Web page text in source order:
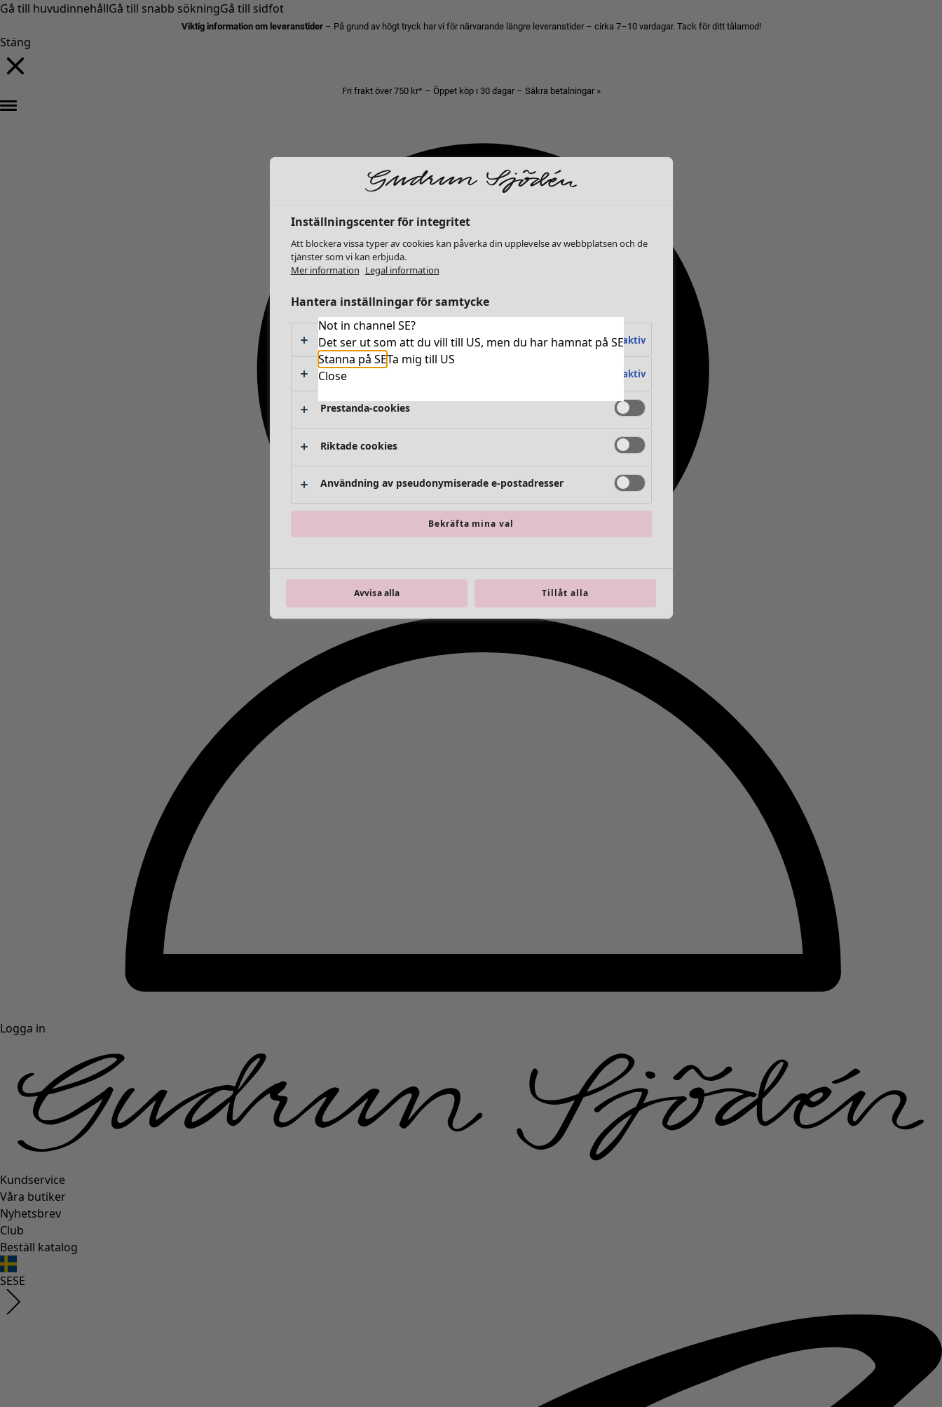
Gå till huvudinnehållGå till snabb sökningGå till sidfot
Viktig information om leveranstider – På grund av högt tryck har vi för närvarande längre leveranstider – cirka 7–10 vardagar. Tack för ditt tålamod!
Stäng
Fri frakt över 750 kr* – Öppet köp i 30 dagar – Säkra betalningar »
Logga in
Kundservice
Våra butiker
Nyhetsbrev
Club
Beställ katalog
SESE
Not in channel SE?
Det ser ut som att du vill till US, men du har hamnat på SE
Stanna på SETa mig till US
Close
Inställningscenter för integritet
Att blockera vissa typer av cookies kan påverka din upplevelse av webbplatsen och de
tjänster som vi kan erbjuda.
Mer information Legal information
Hantera inställningar för samtycke
Absolut nödvändiga cookies Alltid aktiv
Funktionella cookies Alltid aktiv
Prestanda-cookies
Riktade cookies
Användning av pseudonymiserade e-postadresser
Bekräfta mina val
Avvisa alla Tillåt alla